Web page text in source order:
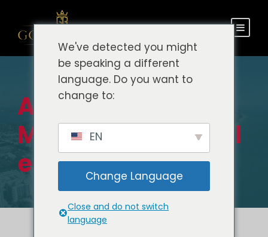
Aeroporto de
Miami para hotel
em Miami Beach
We've detected you might
be speaking a different
language. Do you want to
change to:
EN
Change Language
Close and do not switch
language